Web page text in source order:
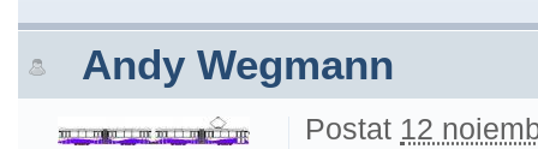
Andy Wegmann
Postat 12